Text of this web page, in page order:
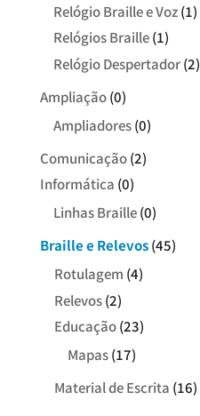
Relógio Braille e Voz (1)
Relógios Braille (1)
Relógio Despertador (2)
Ampliação (0)
Ampliadores (0)
Comunicação (2)
Informática (0)
Linhas Braille (0)
Braille e Relevos (45)
Rotulagem (4)
Relevos (2)
Educação (23)
Mapas (17)
Material de Escrita (16)